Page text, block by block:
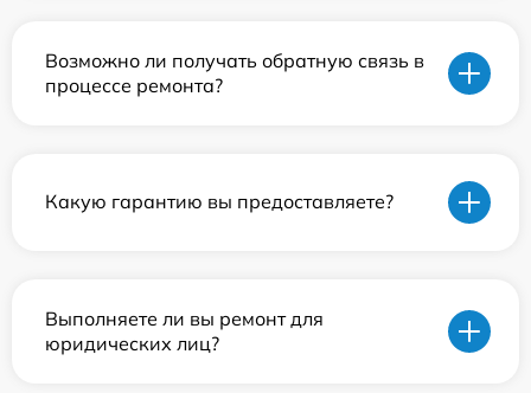
Возможно ли получать обратную связь в
процессе ремонта?
Какую гарантию вы предоставляете?
Выполняете ли вы ремонт для
юридических лиц?